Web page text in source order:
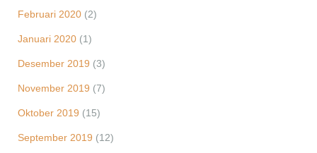
Februari 2020 (2)
Januari 2020 (1)
Desember 2019 (3)
November 2019 (7)
Oktober 2019 (15)
September 2019 (12)